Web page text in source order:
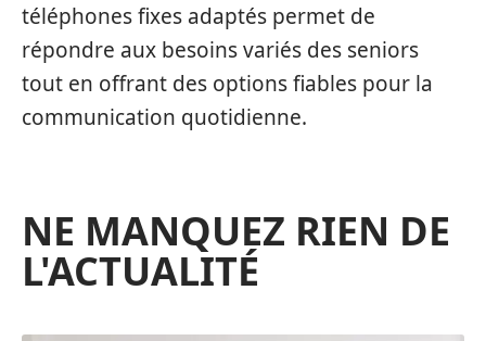
téléphones fixes adaptés permet de
répondre aux besoins variés des seniors
tout en offrant des options fiables pour la
communication quotidienne.
NE MANQUEZ RIEN DE
L'ACTUALITÉ